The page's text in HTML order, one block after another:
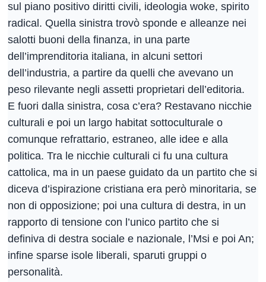
sul piano positivo diritti civili, ideologia woke, spirito
radical. Quella sinistra trovò sponde e alleanze nei
salotti buoni della finanza, in una parte
dell’imprenditoria italiana, in alcuni settori
dell’industria, a partire da quelli che avevano un
peso rilevante negli assetti proprietari dell’editoria.
E fuori dalla sinistra, cosa c’era? Restavano nicchie
culturali e poi un largo habitat sottoculturale o
comunque refrattario, estraneo, alle idee e alla
politica. Tra le nicchie culturali ci fu una cultura
cattolica, ma in un paese guidato da un partito che si
diceva d’ispirazione cristiana era però minoritaria, se
non di opposizione; poi una cultura di destra, in un
rapporto di tensione con l’unico partito che si
definiva di destra sociale e nazionale, l’Msi e poi An;
infine sparse isole liberali, sparuti gruppi o
personalità.